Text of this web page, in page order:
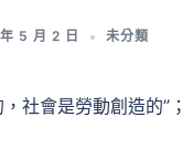
5 月 2 日 未分類
社會是勞動創造的”；